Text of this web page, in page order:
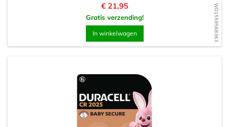
WD1559568363
Prijs
€ 21,95
Gratis verzending!
In winkelwagen